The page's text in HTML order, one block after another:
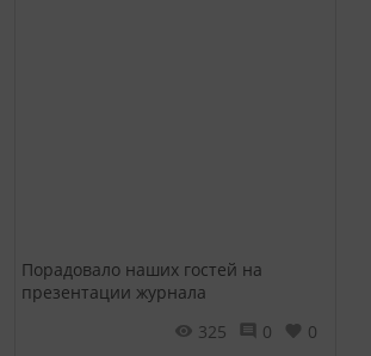
Порадовало наших гостей на
презентации журнала
325
0 0